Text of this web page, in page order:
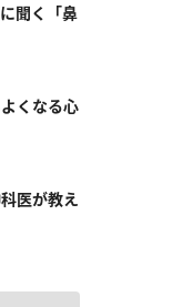
聞く「鼻
くなる心
医が教え